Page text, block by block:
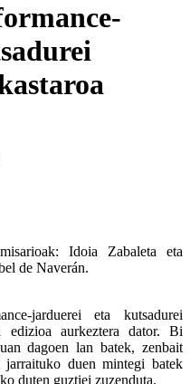
Idoia Zabaleta eta
de Naverán.
jarduerei eta kutsadurei
edizioa aurkeztera dator. Bi
dagoen lan batek, zenbait
duen mintegi batek
duten guztiei zuzenduta.